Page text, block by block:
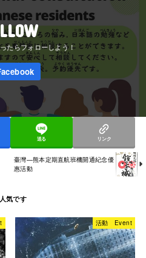
送る リンク
臺灣—熊本定期直航班機開通紀念優
惠活動
活動 Event